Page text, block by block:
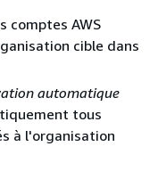
comptes AWS
cible dans
automatique
tous
à l'organisation